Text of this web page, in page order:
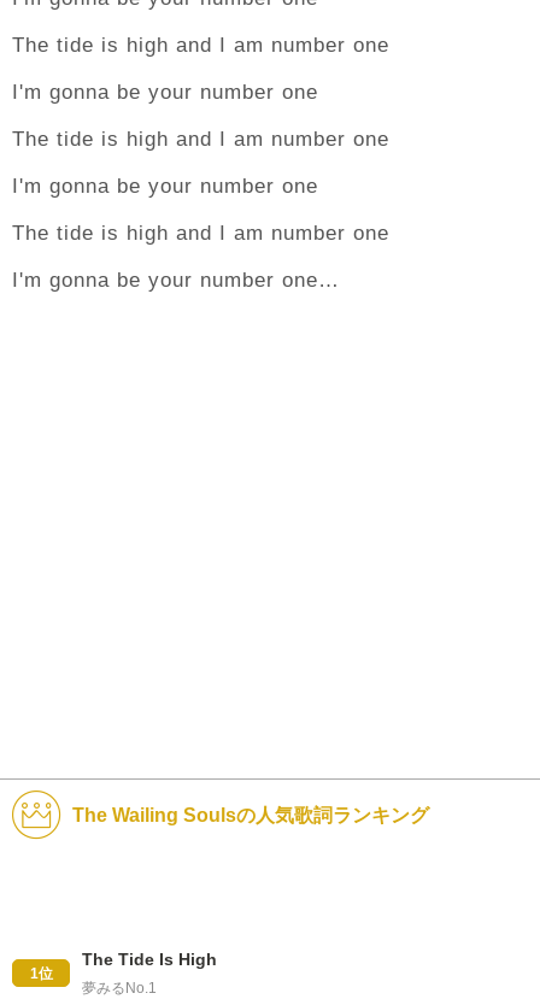
The tide is high and I am number one
I'm gonna be your number one
The tide is high and I am number one
I'm gonna be your number one
The tide is high and I am number one
I'm gonna be your number one…
The Wailing Soulsの人気歌詞ランキング
1位
The Tide Is High
夢みるNo.1